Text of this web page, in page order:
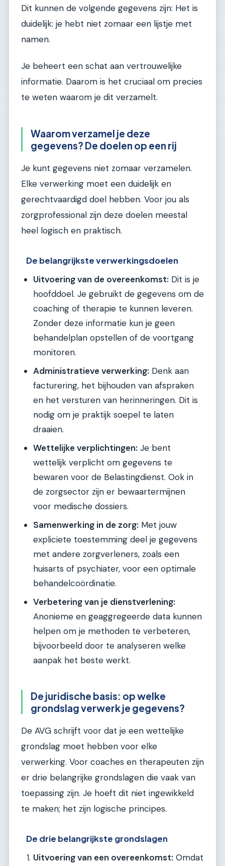
Dit kunnen de volgende gegevens zijn: Het is
duidelijk: je hebt niet zomaar een lijstje met
namen.
Je beheert een schat aan vertrouwelijke
informatie. Daarom is het cruciaal om precies
te weten waarom je dit verzamelt.
Waarom verzamel je deze
gegevens? De doelen op een rij
Je kunt gegevens niet zomaar verzamelen.
Elke verwerking moet een duidelijk en
gerechtvaardigd doel hebben. Voor jou als
zorgprofessional zijn deze doelen meestal
heel logisch en praktisch.
De belangrijkste verwerkingsdoelen
Uitvoering van de overeenkomst: Dit is je
hoofddoel. Je gebruikt de gegevens om de
coaching of therapie te kunnen leveren.
Zonder deze informatie kun je geen
behandelplan opstellen of de voortgang
monitoren.
Administratieve verwerking: Denk aan
facturering, het bijhouden van afspraken
en het versturen van herinneringen. Dit is
nodig om je praktijk soepel te laten
draaien.
Wettelijke verplichtingen: Je bent
wettelijk verplicht om gegevens te
bewaren voor de Belastingdienst. Ook in
de zorgsector zijn er bewaartermijnen
voor medische dossiers.
Samenwerking in de zorg: Met jouw
expliciete toestemming deel je gegevens
met andere zorgverleners, zoals een
huisarts of psychiater, voor een optimale
behandelcoördinatie.
Verbetering van je dienstverlening:
Anonieme en geaggregeerde data kunnen
helpen om je methoden te verbeteren,
bijvoorbeeld door te analyseren welke
aanpak het beste werkt.
De juridische basis: op welke
grondslag verwerk je gegevens?
De AVG schrijft voor dat je een wettelijke
grondslag moet hebben voor elke
verwerking. Voor coaches en therapeuten zijn
er drie belangrijke grondslagen die vaak van
toepassing zijn. Je hoeft dit niet ingewikkeld
te maken; het zijn logische principes.
De drie belangrijkste grondslagen
Uitvoering van een overeenkomst: Omdat